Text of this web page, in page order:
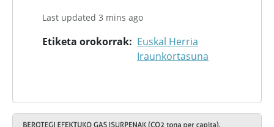
Last updated 3 mins ago
Etiketa orokorrak
Euskal Herria
Iraunkortasuna